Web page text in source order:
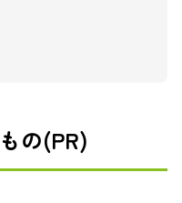
の(PR)